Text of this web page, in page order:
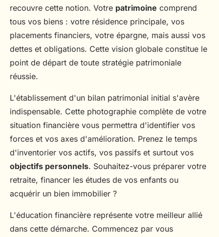
recouvre cette notion. Votre patrimoine comprend
tous vos biens : votre résidence principale, vos
placements financiers, votre épargne, mais aussi vos
dettes et obligations. Cette vision globale constitue le
point de départ de toute stratégie patrimoniale
réussie.
L'établissement d'un bilan patrimonial initial s'avère
indispensable. Cette photographie complète de votre
situation financière vous permettra d'identifier vos
forces et vos axes d'amélioration. Prenez le temps
d'inventorier vos actifs, vos passifs et surtout vos
objectifs personnels. Souhaitez-vous préparer votre
retraite, financer les études de vos enfants ou
acquérir un bien immobilier ?
L'éducation financière représente votre meilleur allié
dans cette démarche. Commencez par vous